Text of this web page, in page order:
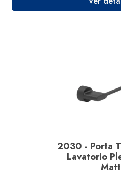
2030 - Porta
Lavatorio